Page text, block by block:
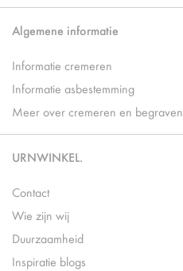
Algemene informatie
Informatie cremeren
Informatie asbestemming
Meer over cremeren en begraven
URNWINKEL.
Contact
Wie zijn wij
Duurzaamheid
Inspiratie blogs